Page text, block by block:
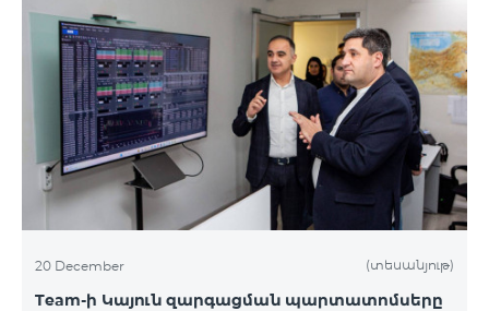
20 December (տեսանյութ)
Team-ի Կայուն զարգացման պարտատոմսերը